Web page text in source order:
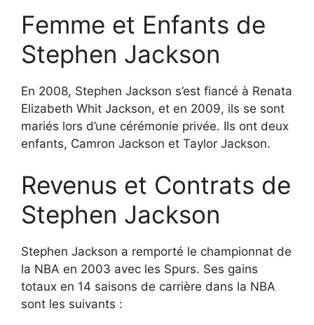
Femme et Enfants de
Stephen Jackson
En 2008, Stephen Jackson s’est fiancé à Renata
Elizabeth Whit Jackson, et en 2009, ils se sont
mariés lors d’une cérémonie privée. Ils ont deux
enfants, Camron Jackson et Taylor Jackson.
Revenus et Contrats de
Stephen Jackson
Stephen Jackson a remporté le championnat de
la NBA en 2003 avec les Spurs. Ses gains
totaux en 14 saisons de carrière dans la NBA
sont les suivants :